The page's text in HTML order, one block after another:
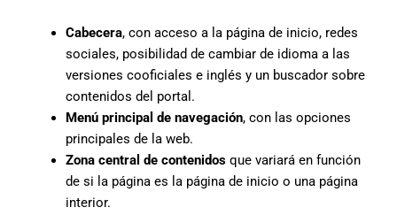
Cabecera, con acceso a la página de inicio, redes
sociales, posibilidad de cambiar de idioma a las
versiones cooficiales e inglés y un buscador sobre
contenidos del portal.
Menú principal de navegación, con las opciones
principales de la web.
Zona central de contenidosque variará en función
de si la página es la página de inicio o una página
interior.